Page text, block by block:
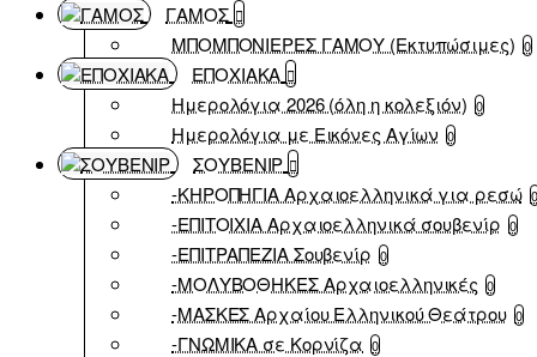
ΓΑΜΟΣ
ΜΠΟΜΠΟΝΙΕΡΕΣ ΓΑΜΟΥ (Εκτυπώσιμες) 0
ΕΠΟΧΙΑΚΑ
Ημερολόγια 2026 (όλη η κολεξιόν) 0
Ημερολόγια με Εικόνες Αγίων 0
ΣΟΥΒΕΝΙΡ
-ΚΗΡΟΠΗΓΙΑ Αρχαιοελληνικά για ρεσώ 0
-ΕΠΙΤΟΙΧΙΑ Αρχαιοελληνικά σουβενίρ 0
-ΕΠΙΤΡΑΠΕΖΙΑ Σουβενίρ 0
-ΜΟΛΥΒΟΘΗΚΕΣ Αρχαιοελληνικές 0
-ΜΑΣΚΕΣ Αρχαίου Ελληνικού Θεάτρου 0
-ΓΝΩΜΙΚΑ σε Κορνίζα 0